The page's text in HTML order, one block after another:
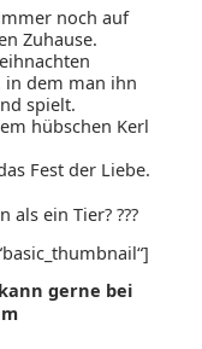
noch auf
Zuhause.
in dem man ihn
spielt.
hübschen Kerl
Fest der Liebe.
als ein Tier????
gerne bei